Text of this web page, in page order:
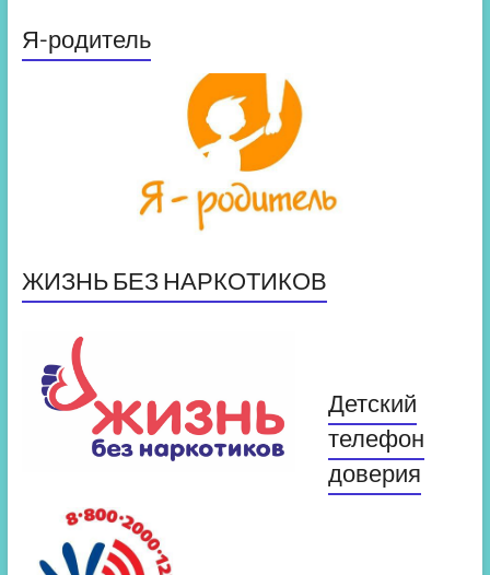
Я-родитель
ЖИЗНЬ БЕЗ НАРКОТИКОВ
Детский
телефон
доверия